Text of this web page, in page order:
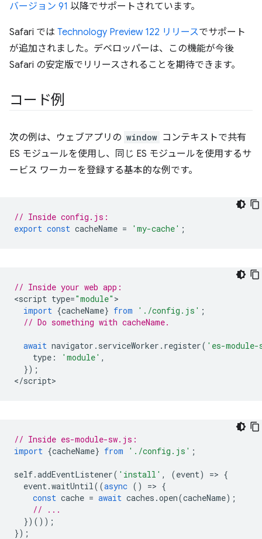
バージョン 91 以降でサポートされています。
Safari では Technology Preview 122 リリースでサポート
が追加されました。デベロッパーは、この機能が今後
Safari の安定版でリリースされることを期待できます。
コード例
次の例は、ウェブアプリの window コンテキストで共有
ES モジュールを使用し、同じ ES モジュールを使用するサ
ービス ワーカーを登録する基本的な例です。
// Inside config.js:
export const cacheName = 'my-cache' ;
// Inside your web app:
<script type="module"
import {cacheName} from './config.js' ;
// Do something with cacheName.
await navigator . serviceWorker . register( 'es-
type : 'module' ,
});
</script
// Inside es-module-sw.js:
import {cacheName} from './config.js' ;
self.addEventListener( 'install' , (event) => {
event.waitUntil((async () => {
const cache = await caches .open(cacheName);
// ...
})());
});